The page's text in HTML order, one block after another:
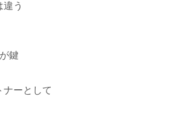
う
鍵
ナーとして